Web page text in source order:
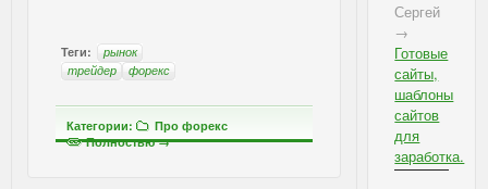
Теги:
рынок
трейдер
форекс
Категории:
Про форекс
Полностью →
Сергей
→
Готовые
сайты,
шаблоны
сайтов
для
заработка.